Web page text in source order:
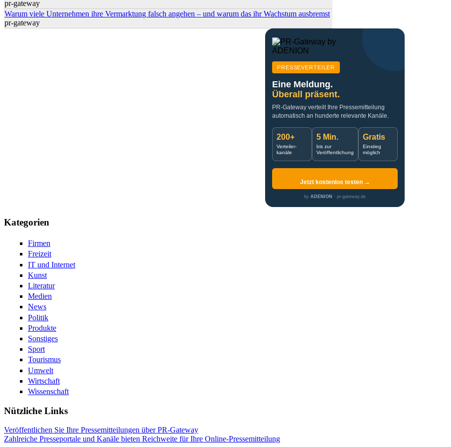
pr-gateway
Warum viele Unternehmen ihre Vermarktung falsch angehen – und warum das ihr Wachstum ausbremst
pr-gateway
PRESSEVERTEILER
Eine Meldung.
Überall präsent.
PR-Gateway verteilt Ihre Pressemitteilung
automatisch an hunderte relevante Kanäle.
200+
Verteiler-
kanäle
5 Min.
bis zur
Veröffentlichung
Gratis
Einstieg
möglich
Jetzt kostenlos testen →
by ADENION · pr-gateway.de
Kategorien
Firmen
Freizeit
IT und Internet
Kunst
Literatur
Medien
News
Politik
Produkte
Sonstiges
Sport
Tourismus
Umwelt
Wirtschaft
Wissenschaft
Nützliche Links
Veröffentlichen Sie Ihre Pressemitteilungen über PR-Gateway
Zahlreiche Presseportale und Kanäle bieten Reichweite für Ihre Online-Pressemitteilung